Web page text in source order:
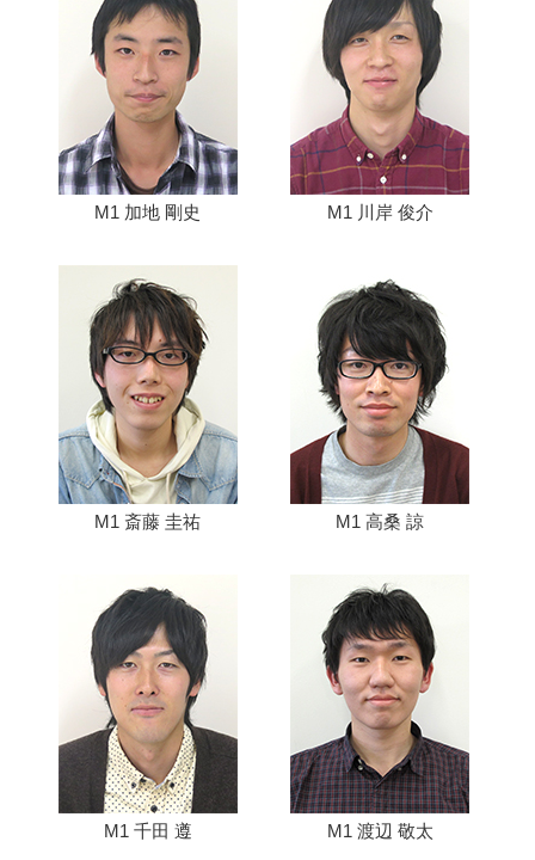
M1 加地 剛史 M1 川岸 俊介
M1 斎藤 圭祐 M1 高桑 諒
M1 千田 遵 M1 渡辺 敬太